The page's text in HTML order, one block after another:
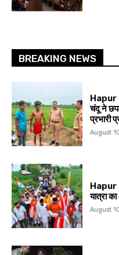
BREAKING NEWS
Hapur
चंदू ने
प्रभारी
August
Hapur
यात्रा
August